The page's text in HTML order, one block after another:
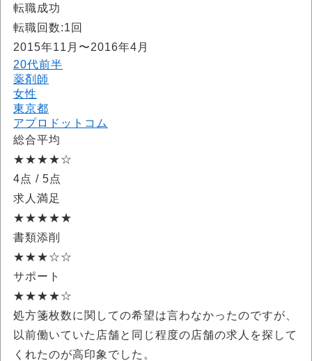
転職成功
転職回数:1回
2015年11月〜2016年4月
20代前半
薬剤師
女性
東京都
アプロドットコム
総合平均
★★★★☆
4点 / 5点
求人満足
★★★★★
書類添削
★★★☆☆
サポート
★★★★☆
処方箋枚数に関しての希望は言わなかったのですが、
以前働いていた店舗と同じ程度の店舗の求人を探して
くれたのが高印象でした。